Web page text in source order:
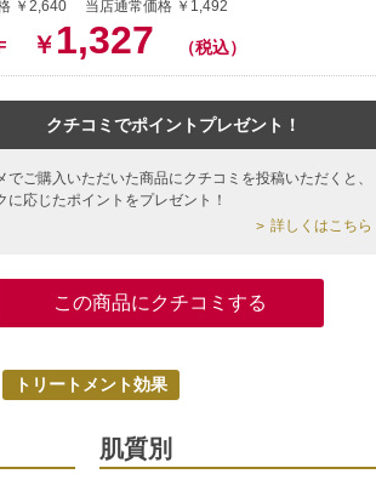
￥2,640 当店通常価格 ￥1,492
￥ 1,327 （税込）
クチコミでポイントプレゼント！
でご購入いただいた商品にクチコミを投稿いただくと、
に応じたポイントをプレゼント！
詳しくはこちら
この商品にクチコミする
トリートメント効果
肌質別